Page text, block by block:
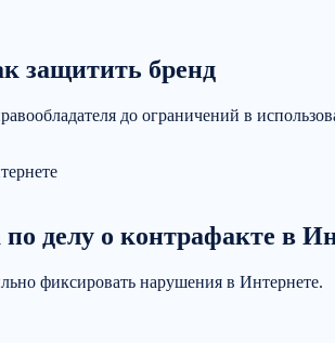
защитить бренд
до ограничений в
делу о контрафакте в
фиксировать нарушения в Интернете.